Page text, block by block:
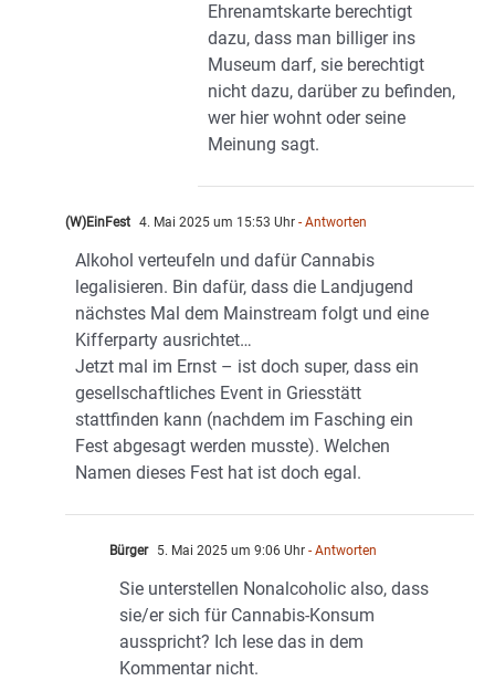
Ehrenamtskarte berechtigt
dazu, dass man billiger ins
Museum darf, sie berechtigt
nicht dazu, darüber zu befinden,
wer hier wohnt oder seine
Meinung sagt.
(W)EinFest 4. Mai 2025 um 15:53 Uhr - Antworten
Alkohol verteufeln und dafür Cannabis
legalisieren. Bin dafür, dass die Landjugend
nächstes Mal dem Mainstream folgt und eine
Kifferparty ausrichtet…
Jetzt mal im Ernst – ist doch super, dass ein
gesellschaftliches Event in Griesstätt
stattfinden kann (nachdem im Fasching ein
Fest abgesagt werden musste). Welchen
Namen dieses Fest hat ist doch egal.
Bürger 5. Mai 2025 um 9:06 Uhr - Antworten
Sie unterstellen Nonalcoholic also, dass
sie/er sich für Cannabis-Konsum
ausspricht? Ich lese das in dem
Kommentar nicht.